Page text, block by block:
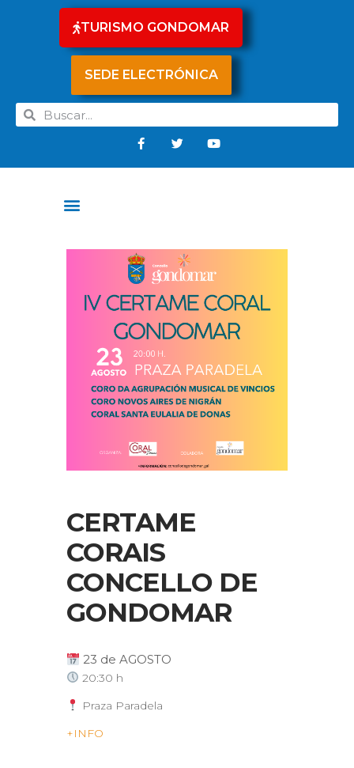
TURISMO GONDOMAR
SEDE ELECTRÓNICA
CERTAME
CORAIS
CONCELLO DE
GONDOMAR
23 de AGOSTO
20:30 h
Praza Paradela
+INFO